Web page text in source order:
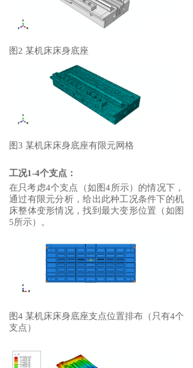
图2 某机床床身底座
图3 某机床床身底座有限元网格
工况1-4个支点：
在只考虑4个支点（如图4所示）的情况下，
通过有限元分析，给出此种工况条件下的机
床整体变形情况，找到最大变形位置（如图
5所示）。
图4 某机床床身底座支点位置排布（只有4个
支点）